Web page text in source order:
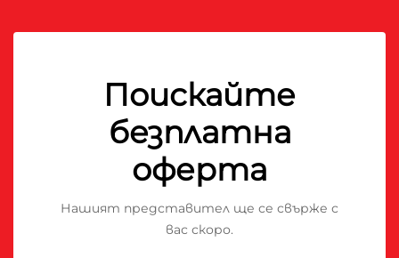
Поискайте
безплатна
оферта
Нашият представител ще се свърже с
вас скоро.